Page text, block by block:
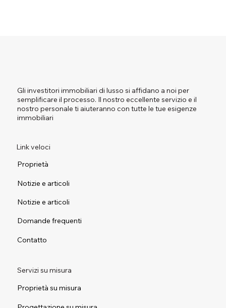
Link veloci
Proprietà
Domande frequenti
Contatto
Notizie e articoli
Notizie e articoli
Servizi su misura
Proprietà su misura
Gli investitori immobiliari di lusso si affidano a noi per
semplificare il processo. Il nostro eccellente servizio e il
nostro personale ti aiuteranno con tutte le tue esigenze
immobiliari